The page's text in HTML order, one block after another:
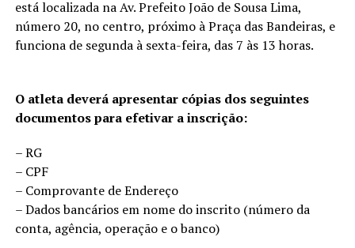
está localizada na Av. Prefeito João de Sousa Lima,
número 20, no centro, próximo à Praça das Bandeiras, e
funciona de segunda à sexta-feira, das 7 às 13 horas.
O atleta deverá apresentar cópias dos seguintes
documentos para efetivar a inscrição:
– RG
– CPF
– Comprovante de Endereço
– Dados bancários em nome do inscrito (número da
conta, agência, operação e o banco)